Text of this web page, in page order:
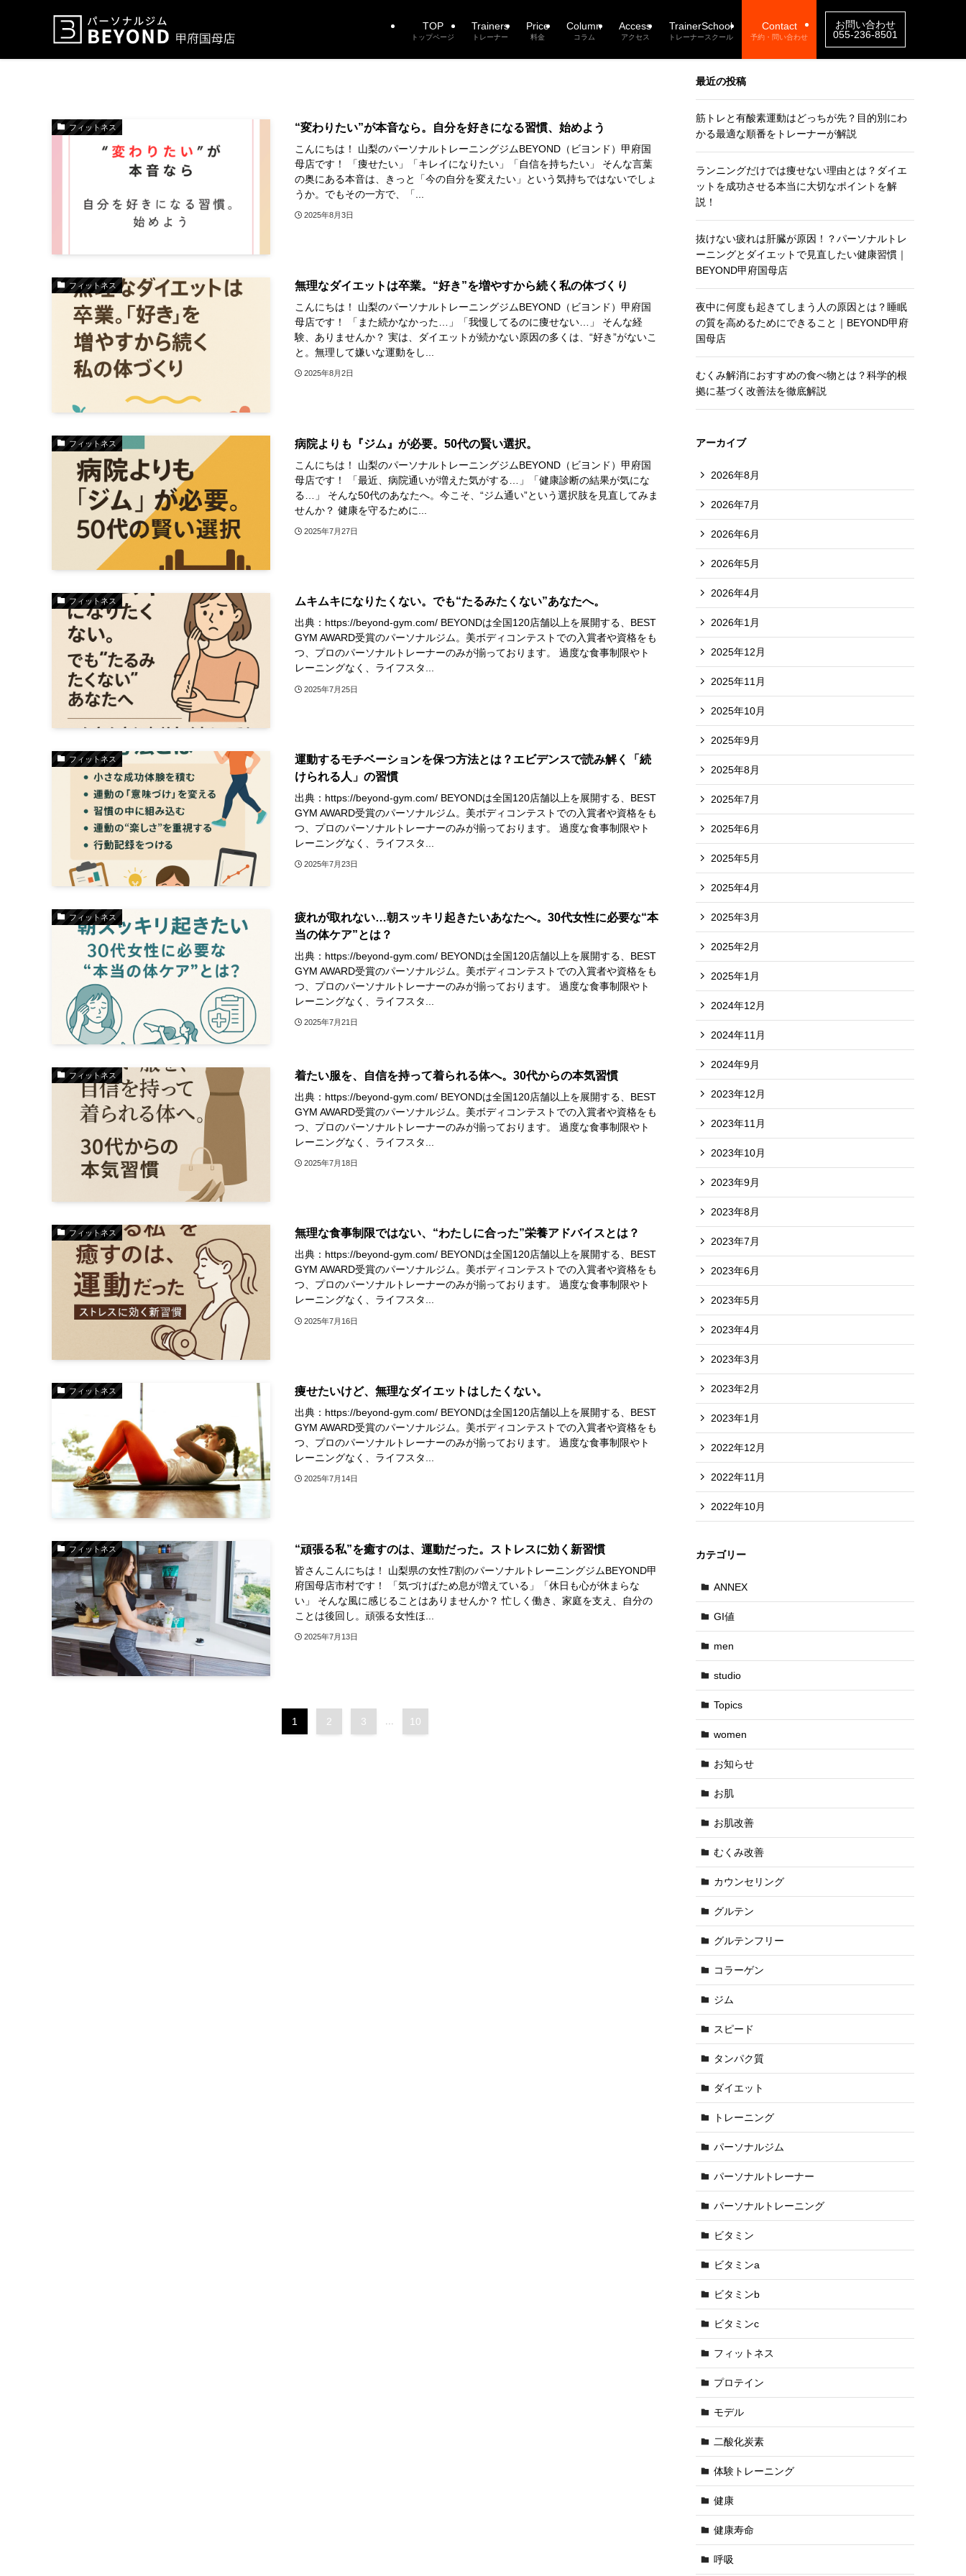
TOP
トップページ
Trainers
トレーナー
Price
料金
Column
コラム
Access
アクセス
TrainerSchool
トレーナースクール
Contact
予約・問い合わせ
お問い合わせ
055-236-8501
フィットネス “変わりたい”が本音なら。自分を好きになる習慣、始めよう
こんにちは！ 山梨のパーソナルトレーニングジムBEYOND（ビヨンド）甲府国
母店です！ 「痩せたい」「キレイになりたい」「自信を持ちたい」 そんな言葉
の奥にある本音は、きっと「今の自分を変えたい」という気持ちではないでしょ
うか。でもその一方で、「...
2025年8月3日
フィットネス 無理なダイエットは卒業。“好き”を増やすから続く私の体づくり
こんにちは！ 山梨のパーソナルトレーニングジムBEYOND（ビヨンド）甲府国
母店です！ 「また続かなかった…」「我慢してるのに痩せない…」 そんな経
験、ありませんか？ 実は、ダイエットが続かない原因の多くは、“好き”がないこ
と。無理して嫌いな運動をし...
2025年8月2日
フィットネス 病院よりも『ジム』が必要。50代の賢い選択。
こんにちは！ 山梨のパーソナルトレーニングジムBEYOND（ビヨンド）甲府国
母店です！ 「最近、病院通いが増えた気がする…」「健康診断の結果が気にな
る…」 そんな50代のあなたへ。今こそ、“ジム通い”という選択肢を見直してみま
せんか？ 健康を守るために...
2025年7月27日
フィットネス ムキムキになりたくない。でも“たるみたくない”あなたへ。
出典：https://beyond-gym.com/ BEYONDは全国120店舗以上を展開する、BEST
GYM AWARD受賞のパーソナルジム。美ボディコンテストでの入賞者や資格をも
つ、プロのパーソナルトレーナーのみが揃っております。 過度な食事制限やト
レーニングなく、ライフスタ...
2025年7月25日
フィットネス
運動するモチベーションを保つ方法とは？エビデンスで読み解く「続
けられる人」の習慣
出典：https://beyond-gym.com/ BEYONDは全国120店舗以上を展開する、BEST
GYM AWARD受賞のパーソナルジム。美ボディコンテストでの入賞者や資格をも
つ、プロのパーソナルトレーナーのみが揃っております。 過度な食事制限やト
レーニングなく、ライフスタ...
2025年7月23日
フィットネス
疲れが取れない…朝スッキリ起きたいあなたへ。30代女性に必要な“本
当の体ケア”とは？
出典：https://beyond-gym.com/ BEYONDは全国120店舗以上を展開する、BEST
GYM AWARD受賞のパーソナルジム。美ボディコンテストでの入賞者や資格をも
つ、プロのパーソナルトレーナーのみが揃っております。 過度な食事制限やト
レーニングなく、ライフスタ...
2025年7月21日
フィットネス 着たい服を、自信を持って着られる体へ。30代からの本気習慣
出典：https://beyond-gym.com/ BEYONDは全国120店舗以上を展開する、BEST
GYM AWARD受賞のパーソナルジム。美ボディコンテストでの入賞者や資格をも
つ、プロのパーソナルトレーナーのみが揃っております。 過度な食事制限やト
レーニングなく、ライフスタ...
2025年7月18日
フィットネス 無理な食事制限ではない、“わたしに合った”栄養アドバイスとは？
出典：https://beyond-gym.com/ BEYONDは全国120店舗以上を展開する、BEST
GYM AWARD受賞のパーソナルジム。美ボディコンテストでの入賞者や資格をも
つ、プロのパーソナルトレーナーのみが揃っております。 過度な食事制限やト
レーニングなく、ライフスタ...
2025年7月16日
フィットネス 痩せたいけど、無理なダイエットはしたくない。
出典：https://beyond-gym.com/ BEYONDは全国120店舗以上を展開する、BEST
GYM AWARD受賞のパーソナルジム。美ボディコンテストでの入賞者や資格をも
つ、プロのパーソナルトレーナーのみが揃っております。 過度な食事制限やト
レーニングなく、ライフスタ...
2025年7月14日
フィットネス “頑張る私”を癒すのは、運動だった。ストレスに効く新習慣
皆さんこんにちは！ 山梨県の女性7割のパーソナルトレーニングジムBEYOND甲
府国母店市村です！ 「気づけばため息が増えている」「休日も心が休まらな
い」 そんな風に感じることはありませんか？ 忙しく働き、家庭を支え、自分の
ことは後回し。頑張る女性ほ...
2025年7月13日
1 2 3 10
最近の投稿
筋トレと有酸素運動はどっちが先？目的別にわ
かる最適な順番をトレーナーが解説
ランニングだけでは痩せない理由とは？ダイエ
ットを成功させる本当に大切なポイントを解
説！
抜けない疲れは肝臓が原因！？パーソナルトレ
ーニングとダイエットで見直したい健康習慣｜
BEYOND甲府国母店
夜中に何度も起きてしまう人の原因とは？睡眠
の質を高めるためにできること｜BEYOND甲府
国母店
むくみ解消におすすめの食べ物とは？科学的根
拠に基づく改善法を徹底解説
アーカイブ
2026年8月
2026年7月
2026年6月
2026年5月
2026年4月
2026年1月
2025年12月
2025年11月
2025年10月
2025年9月
2025年8月
2025年7月
2025年6月
2025年5月
2025年4月
2025年3月
2025年2月
2025年1月
2024年12月
2024年11月
2024年9月
2023年12月
2023年11月
2023年10月
2023年9月
2023年8月
2023年7月
2023年6月
2023年5月
2023年4月
2023年3月
2023年2月
2023年1月
2022年12月
2022年11月
2022年10月
カテゴリー
ANNEX
GI値
men
studio
Topics
women
お知らせ
お肌
お肌改善
むくみ改善
カウンセリング
グルテン
グルテンフリー
コラーゲン
ジム
スピード
タンパク質
ダイエット
トレーニング
パーソナルジム
パーソナルトレーナー
パーソナルトレーニング
ビタミン
ビタミンa
ビタミンb
ビタミンc
フィットネス
プロテイン
モデル
二酸化炭素
体験トレーニング
健康
健康寿命
呼吸